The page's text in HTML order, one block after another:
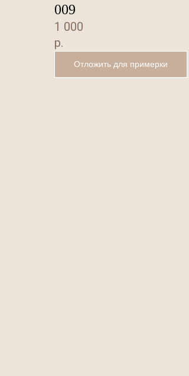
009
1 000
р.
Отложить для примерки